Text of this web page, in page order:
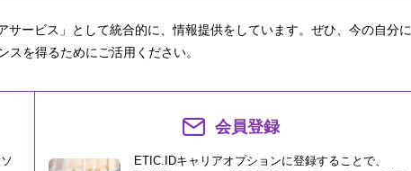
ービス」として統合的に、情報提供をしています。 ぜひ、今の自分に
スを得るためにご活用ください。
会員登録
ETIC.IDキャリアオプションに登録することで、